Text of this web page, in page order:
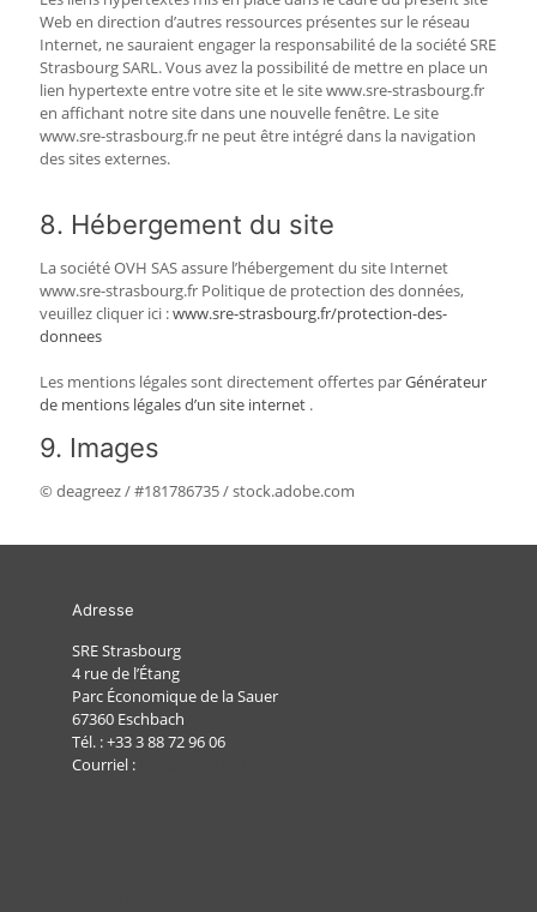
Web en direction d’autres ressources présentes sur le réseau
Internet, ne sauraient engager la responsabilité de la société SRE
Strasbourg SARL. Vous avez la possibilité de mettre en place un
lien hypertexte entre votre site et le site www.sre-strasbourg.fr
en affichant notre site dans une nouvelle fenêtre. Le site
www.sre-strasbourg.fr ne peut être intégré dans la navigation
des sites externes.
8. Hébergement du site
La société OVH SAS assure l’hébergement du site Internet
www.sre-strasbourg.fr Politique de protection des données,
veuillez cliquer ici :www.sre-strasbourg.fr/protection-des-
donnees
Les mentions légales sont directement offertes parGénérateur
de mentions légales d’un site internet .
9. Images
© deagreez / #181786735 / stock.adobe.com
Adresse
SRE Strasbourg
4 rue de l’Étang
Parc Économique de la Sauer
67360 Eschbach
Tél. :+33 3 88 72 96 06
Courriel :